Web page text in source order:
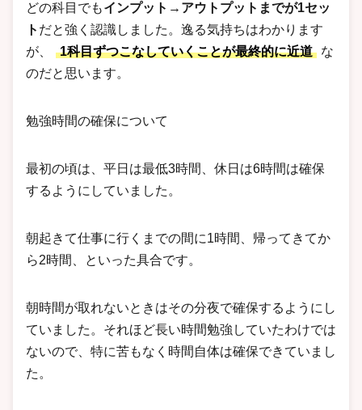
どの科目でもインプット→アウトプットまでが1セッ
ト だと強く認識しました。逸る気持ちはわかります
が、
1科目ずつこなしていくことが最終的に近道
な
のだと思います。
勉強時間の確保について
最初の頃は、平日は最低3時間、休日は6時間は確保
するようにしていました。
朝起きて仕事に行くまでの間に1時間、帰ってきてか
ら2時間、といった具合です。
朝時間が取れないときはその分夜で確保するようにし
ていました。それほど長い時間勉強していたわけでは
ないので、特に苦もなく時間自体は確保できていまし
た。